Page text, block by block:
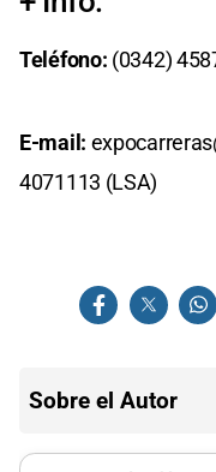
Teléfono: (0342)
E-mail:
4071113 (LSA)
Sobre el Autor